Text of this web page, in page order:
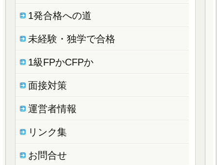
1発合格への道
未経験・独学で合格
1級FPかCFPか
面接対策
運営者情報
リンク集
お問合せ